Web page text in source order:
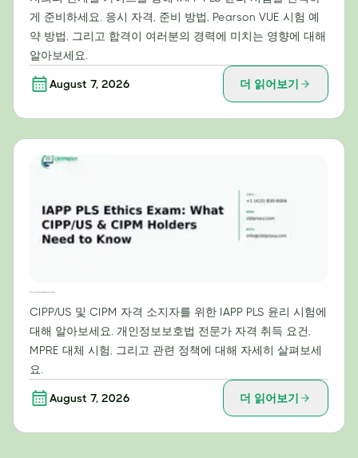
게 준비하세요. 응시 자격, 준비 방법, Pearson VUE 시험 예
약 방법, 그리고 합격이 여러분의 경력에 미치는 영향에 대해
알아보세요.
August 7, 2026 더 읽어보기
CIPP/US 및 CIPM 자격 소지자를 위한 IAPP PLS 윤리 시험에
대해 알아보세요. 개인정보보호법 전문가 자격 취득 요건,
MPRE 대체 시험, 그리고 관련 정책에 대해 자세히 살펴보세
요.
August 7, 2026 더 읽어보기